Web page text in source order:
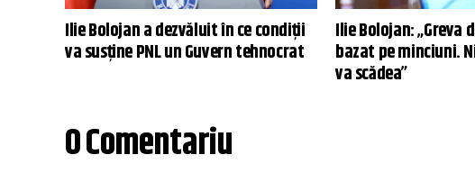
Ilie Bolojan a dezvăluit în ce condiții
va susţine PNL un Guvern tehnocrat
Ilie Bolojan: „Greva
bazat pe minciuni.
va scădea”
0 Comentariu